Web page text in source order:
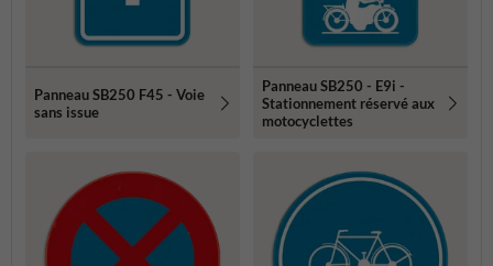
Panneau SB250 F45 - Voie
sans issue
Panneau SB250 - E9i -
Stationnement réservé aux
motocyclettes